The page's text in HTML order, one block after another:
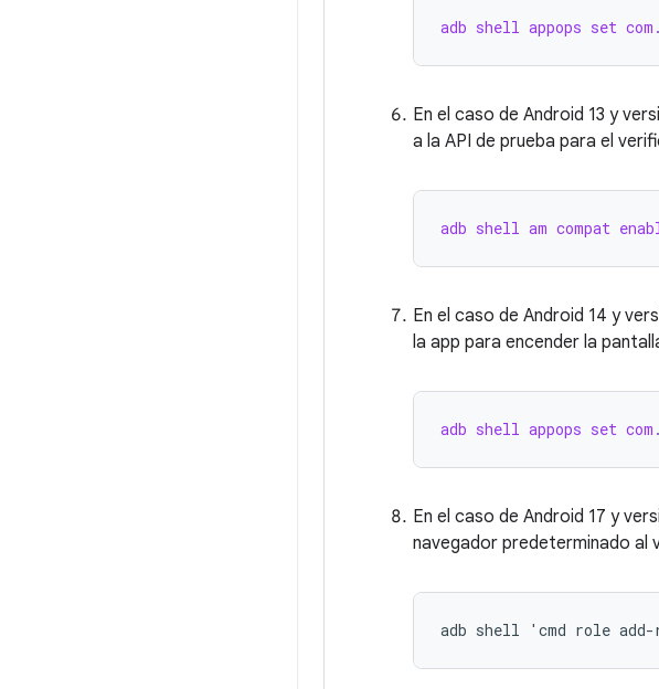
adb shell appops set
En el caso de Android 13 y
a la API de prueba para el
adb shell am compat
En el caso de Android 14 y
la app para encender la
adb shell appops set
En el caso de Android 17 y
navegador predeterminado al